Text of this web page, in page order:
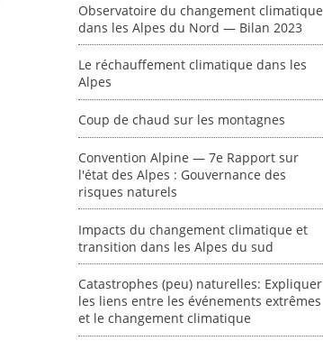
Observatoire du changement climatique
dans les Alpes du Nord — Bilan 2023
Le réchauffement climatique dans les
Alpes
Coup de chaud sur les montagnes
Convention Alpine — 7e Rapport sur
l'état des Alpes : Gouvernance des
risques naturels
Impacts du changement climatique et
transition dans les Alpes du sud
Catastrophes (peu) naturelles: Expliquer
les liens entre les événements extrêmes
et le changement climatique